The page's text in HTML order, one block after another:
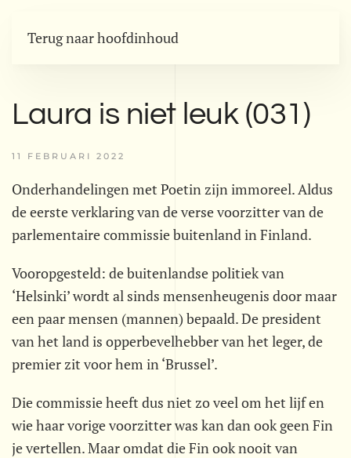
Terug naar hoofdinhoud
Laura is niet leuk (031)
11 FEBRUARI 2022
Onderhandelingen met Poetin zijn immoreel. Aldus
de eerste verklaring van de verse voorzitter van de
parlementaire commissie buitenland in Finland.
Vooropgesteld: de buitenlandse politiek van
‘Helsinki’ wordt al sinds mensenheugenis door maar
een paar mensen (mannen) bepaald. De president
van het land is opperbevelhebber van het leger, de
premier zit voor hem in ‘Brussel’.
Die commissie heeft dus niet zo veel om het lijf en
wie haar vorige voorzitter was kan dan ook geen Fin
je vertellen. Maar omdat die Fin ook nooit van